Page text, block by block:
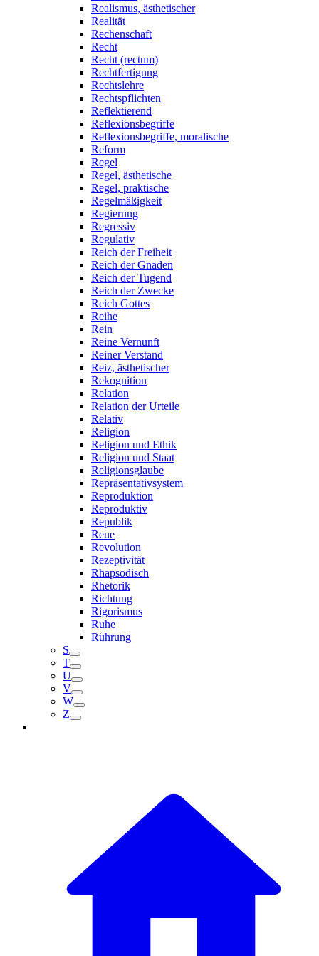
Realismus, ästhetischer
Realität
Rechenschaft
Recht
Recht (rectum)
Rechtfertigung
Rechtslehre
Rechtspflichten
Reflektierend
Reflexionsbegriffe
Reflexionsbegriffe, moralische
Reform
Regel
Regel, ästhetische
Regel, praktische
Regelmäßigkeit
Regierung
Regressiv
Regulativ
Reich der Freiheit
Reich der Gnaden
Reich der Tugend
Reich der Zwecke
Reich Gottes
Reihe
Rein
Reine Vernunft
Reiner Verstand
Reiz, ästhetischer
Rekognition
Relation
Relation der Urteile
Relativ
Religion
Religion und Ethik
Religion und Staat
Religionsglaube
Repräsentativsystem
Reproduktion
Reproduktiv
Republik
Reue
Revolution
Rezeptivität
Rhapsodisch
Rhetorik
Richtung
Rigorismus
Ruhe
Rührung
S
T
U
V
W
Z